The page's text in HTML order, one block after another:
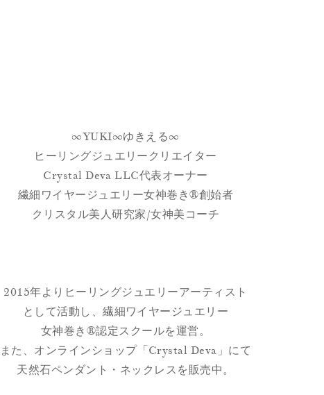
∞YUKI∞ゆきえる∞
ヒーリングジュエリークリエイター
Crystal Deva LLC代表オーナー
繊細ワイヤージュエリー女神巻き®創始者
クリスタル美人研究家/女神美コーチ
2015年よりヒーリングジュエリーアーティスト
として活動し、繊細ワイヤージュエリー
女神巻き®認定スクールを運営。
また、オンラインショップ「Crystal Deva」にて
天然石ペンダント・ネックレスを販売中。